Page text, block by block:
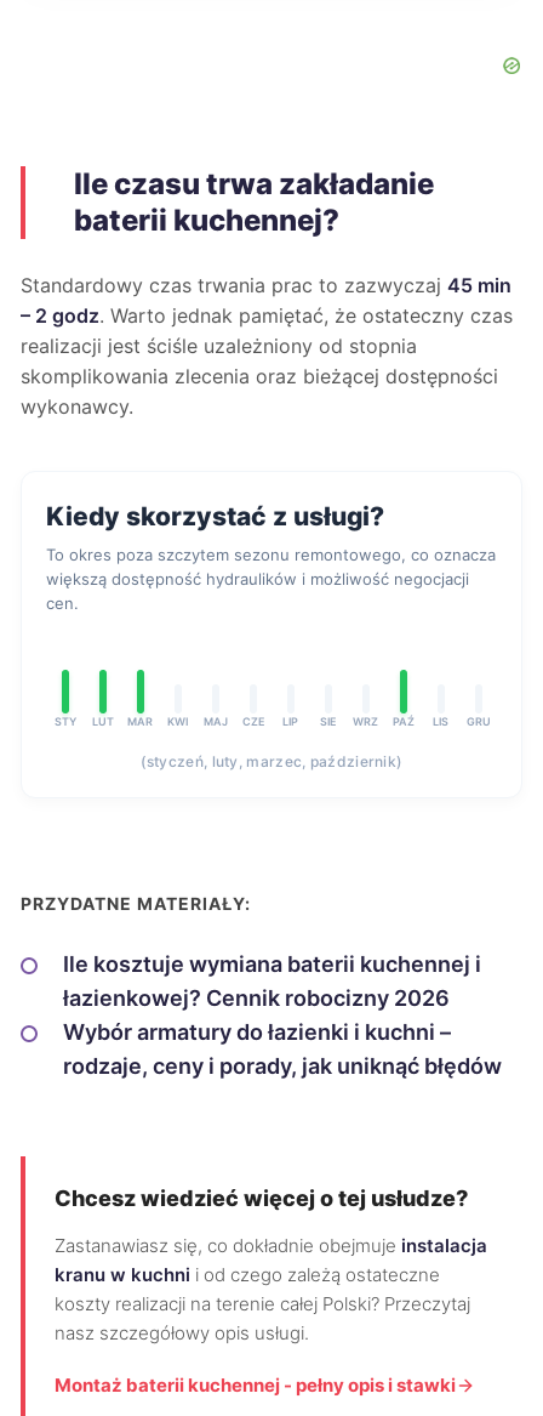
Ile czasu trwa zakładanie
baterii kuchennej?
Standardowy czas trwania prac to zazwyczaj 45 min
– 2 godz. Warto jednak pamiętać, że ostateczny czas
realizacji jest ściśle uzależniony od stopnia
skomplikowania zlecenia oraz bieżącej dostępności
wykonawcy.
Kiedy skorzystać z usługi?
To okres poza szczytem sezonu remontowego, co oznacza
większą dostępność hydraulików i możliwość negocjacji
cen.
STY LUT MAR KWI MAJ CZE LIP SIE WRZ PAŹ LIS GRU
(styczeń, luty, marzec, październik)
PRZYDATNE MATERIAŁY:
Ile kosztuje wymiana baterii kuchennej i
łazienkowej? Cennik robocizny 2026
Wybór armatury do łazienki i kuchni –
rodzaje, ceny i porady, jak uniknąć błędów
Chcesz wiedzieć więcej o tej usłudze?
Zastanawiasz się, co dokładnie obejmuje instalacja
kranu w kuchni i od czego zależą ostateczne
koszty realizacji na terenie całej Polski? Przeczytaj
nasz szczegółowy opis usługi.
Montaż baterii kuchennej - pełny opis i stawki